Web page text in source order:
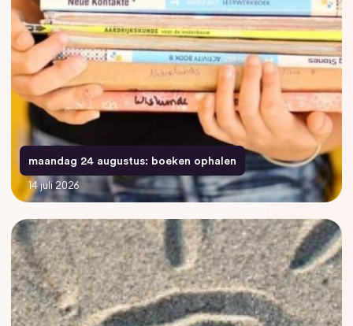
maandag 24 augustus: boeken ophalen
14 juli 2026